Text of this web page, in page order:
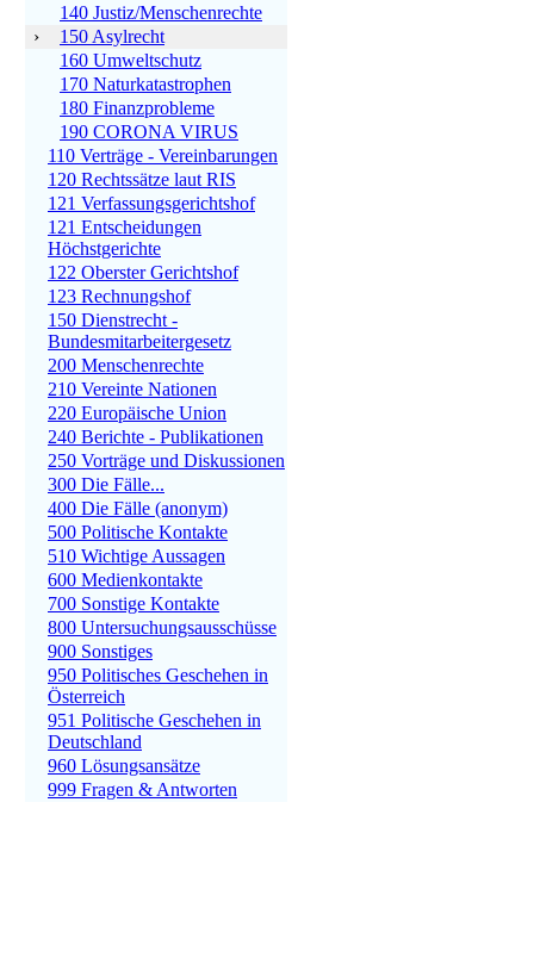
140 Justiz/Menschenrechte
›
150 Asylrecht
160 Umweltschutz
170 Naturkatastrophen
180 Finanzprobleme
190 CORONA VIRUS
110 Verträge - Vereinbarungen
120 Rechtssätze laut RIS
121 Verfassungsgerichtshof
121 Entscheidungen
Höchstgerichte
122 Oberster Gerichtshof
123 Rechnungshof
150 Dienstrecht -
Bundesmitarbeitergesetz
200 Menschenrechte
210 Vereinte Nationen
220 Europäische Union
240 Berichte - Publikationen
250 Vorträge und Diskussionen
300 Die Fälle...
400 Die Fälle (anonym)
500 Politische Kontakte
510 Wichtige Aussagen
600 Medienkontakte
700 Sonstige Kontakte
800 Untersuchungsausschüsse
900 Sonstiges
950 Politisches Geschehen in
Österreich
951 Politische Geschehen in
Deutschland
960 Lösungsansätze
999 Fragen & Antworten